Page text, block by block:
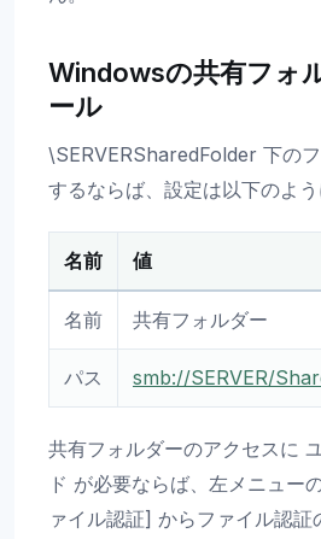
Windowsの共有フォ
ール
\SERVERSharedFolder 下の
するならば、設定は以下のよう
名前 値
名前 共有フォルダー
パス smb://SERVER/
共有フォルダーのアクセスに
ド が必要ならば、左メニュー
ァイル認証] からファイル認証